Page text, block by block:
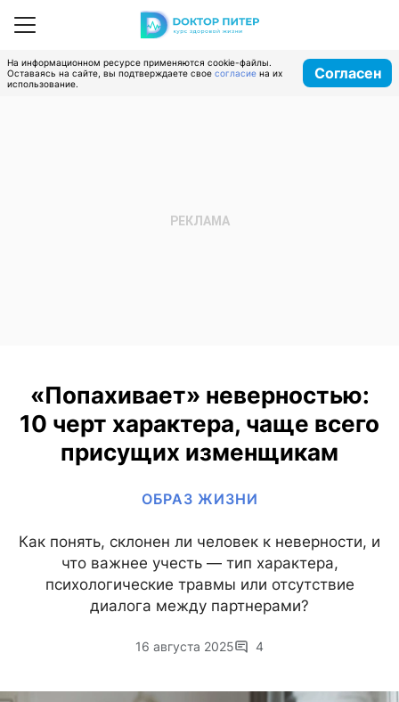
На информационном ресурсе применяются cookie-файлы.
Оставаясь на сайте, вы подтверждаете свое согласие на их
использование.
Согласен
«Попахивает» неверностью:
10 черт характера, чаще всего
присущих изменщикам
ОБРАЗ ЖИЗНИ
Как понять, склонен ли человек к неверности, и
что важнее учесть — тип характера,
психологические травмы или отсутствие
диалога между партнерами?
16 августа 2025 4